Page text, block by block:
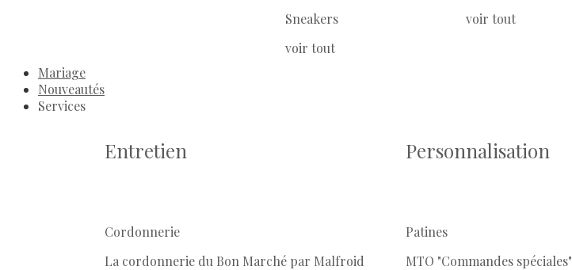
Sneakers
voir tout
voir tout
Mariage
Nouveautés
Services
Entretien Personnalisation
Cordonnerie
La cordonnerie du Bon Marché par Malfroid
Patines
MTO "Commandes spéciales"